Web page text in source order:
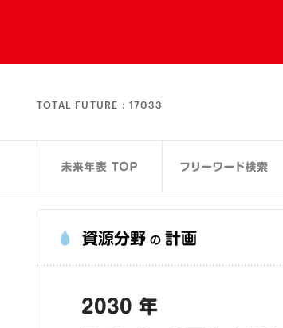
TOTAL FUTURE : 17033
資源分野 の 計画
2030 年